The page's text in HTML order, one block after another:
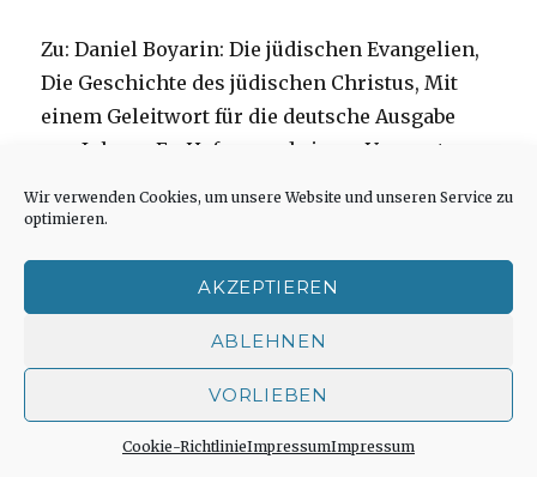
Wir verwenden Cookies, um unsere Website und unseren Service zu
optimieren.
AKZEPTIEREN
ABLEHNEN
VORLIEBEN
Cookie-RichtlinieImpressumImpressum
Zu: Daniel Boyarin: Die jüdischen Evangelien,
Die Geschichte des jüdischen Christus, Mit
einem Geleitwort für die deutsche Ausgabe
von Johann Ev. Hafner und einem Vorwort von
Jack Miles, Übersetzung von Armin Wolf,
Ergon Verlag, Würzburg 2015, gebunden, 172
Diese Übersetzung
des Buches „The
Jewish Gospel,
The Story of the